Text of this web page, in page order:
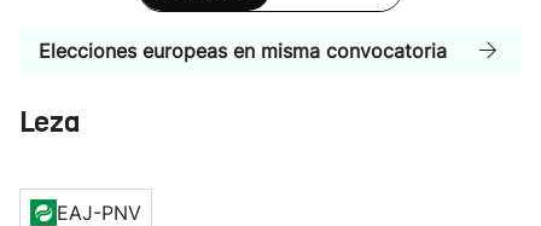
Elecciones europeas en misma convocatoria
Leza
EAJ-PNV